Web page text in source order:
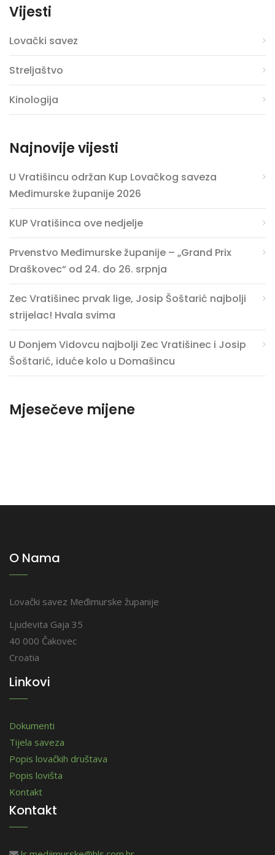
Vijesti
Lovački savez
Streljaštvo
Kinologija
Najnovije vijesti
U Vratišincu održan Kup Lovačkog saveza
Međimurske županije 2026
KUP Vratišinca ove nedjelje
Prvenstvo Međimurske županije – „Grand Prix
Draškovec“ od 24. do 26. srpnja
Zec Vratišinec prvak lige, Josip Šoštarić najbolji
strijelac! Hvala svima
U Donjem Vidovcu najbolji Zec Vratišinec i Josip
Šoštarić, iduće kolo u Domašincu
Mjesečeve mijene
O Nama
Lovački savez Međimurske županije
Ljudevita Gaja 35
40 000 Čakovec
Croatia
Linkovi
Dokumenti
Tijela saveza
Popis lovačkih društava
Popis lovišta
Kontakt
Kontakt